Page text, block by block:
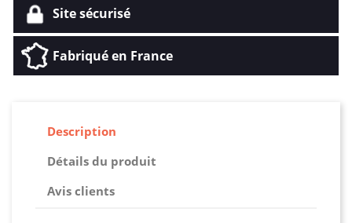
Site sécurisé
Fabriqué en France
Description
Détails du produit
Avis clients